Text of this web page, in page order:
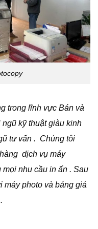
trong lĩnh vực Bán và
kỹ thuật giàu kinh
tư vấn . Chúng tôi
dịch vụ máy
nhu cầu in ấn . Sau
máy photo và bảng giá